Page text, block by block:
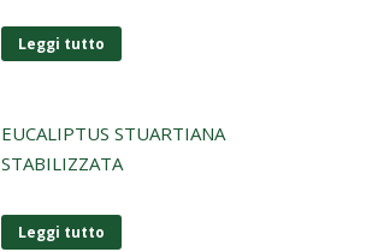
Leggi tutto
EUCALIPTUS STUARTIANA
STABILIZZATA
Leggi tutto